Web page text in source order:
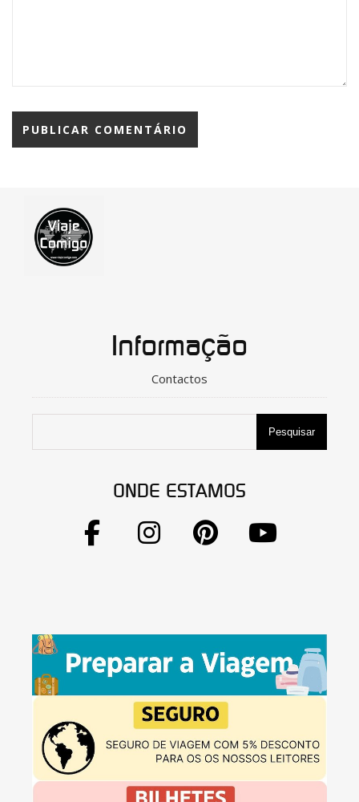
Informação
Contactos
Pesquisar
ONDE ESTAMOS